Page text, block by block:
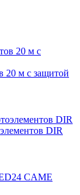
20 м с защитой
DIR
CAME